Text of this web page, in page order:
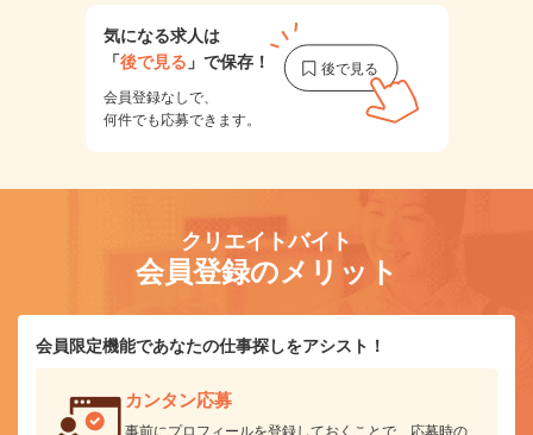
気になる求人は
「後で見る 」で保存！
会員登録なしで、
何件でも応募できます。
クリエイトバイト
会員登録のメリット
会員限定機能であなたの仕事探しをアシスト！
カンタン応募
事前にプロフィールを登録しておくことで、応募時の